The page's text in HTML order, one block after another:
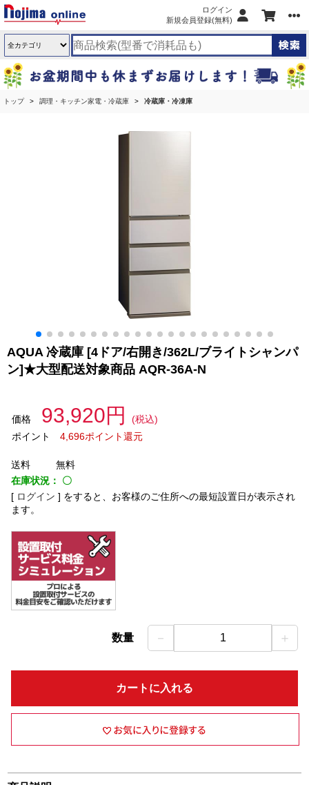
ログイン
新規会員登録(無料)
トップ 調理・キッチン家電・冷蔵庫 冷蔵庫・冷凍庫
AQUA 冷蔵庫 [4ドア/右開き/362L/ブライトシャンパ
ン]★大型配送対象商品 AQR-36A-N
価格 93,920円
(税込)
ポイント
4,696ポイント還元
送料
無料
在庫状況： 〇
[ ログイン ] をすると、お客様のご住所への最短設置日が表示され
ます。
数量 － 1 ＋
カートに入れる